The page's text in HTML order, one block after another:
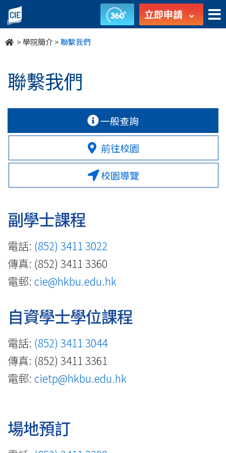
聯
繫
們
院
簡
介
國
際
學
院
香
港
浸
大
學
立即申請
>學院簡介>聯繫我們
聯繫我們
一般查詢
前往校園
校園導覽
副學士課程
電話: (852) 3411 3022
傳真: (852) 3411 3360
電郵: cie@hkbu.edu.hk
自資學士學位課程
電話: (852) 3411 3044
傳真: (852) 3411 3361
電郵: cietp@hkbu.edu.hk
場地預訂